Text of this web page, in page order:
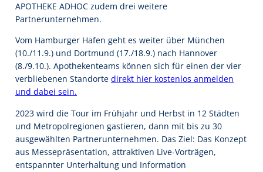
APOTHEKE ADHOC zudem drei weitere
Partnerunternehmen.
Vom Hamburger Hafen geht es weiter über München
(10./11.9.) und Dortmund (17./18.9.) nach Hannover
(8./9.10.). Apothekenteams können sich für einen der vier
verbliebenen Standorte direkt hier kostenlos anmelden
und dabei sein.
2023 wird die Tour im Frühjahr und Herbst in 12 Städten
und Metropolregionen gastieren, dann mit bis zu 30
ausgewählten Partnerunternehmen. Das Ziel: Das Konzept
aus Messepräsentation, attraktiven Live-Vorträgen,
entspannter Unterhaltung und Information